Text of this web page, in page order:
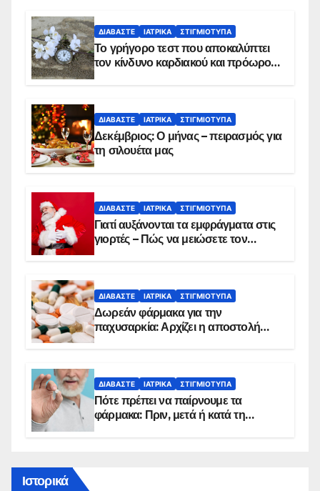
ΔΙΑΒΆΣΤΕ ΙΑΤΡΙΚΆ ΣΤΙΓΜΙΌΤΥΠΑ
Το γρήγορο τεστ που αποκαλύπτει
τον κίνδυνο καρδιακού και πρόωρου
ΔΙΑΒΆΣΤΕ ΙΑΤΡΙΚΆ ΣΤΙΓΜΙΌΤΥΠΑ
Δεκέμβριος: Ο μήνας – πειρασμός για
τη σιλουέτα μας
ΔΙΑΒΆΣΤΕ ΙΑΤΡΙΚΆ ΣΤΙΓΜΙΌΤΥΠΑ
Γιατί αυξάνονται τα εμφράγματα στις
γιορτές – Πώς να μειώσετε τον
ΔΙΑΒΆΣΤΕ ΙΑΤΡΙΚΆ ΣΤΙΓΜΙΌΤΥΠΑ
Δωρεάν φάρμακα για την
παχυσαρκία: Αρχίζει η αποστολή
ΔΙΑΒΆΣΤΕ ΙΑΤΡΙΚΆ ΣΤΙΓΜΙΌΤΥΠΑ
Πότε πρέπει να παίρνουμε τα
φάρμακα: Πριν, μετά ή κατά τη
Ιστορικά